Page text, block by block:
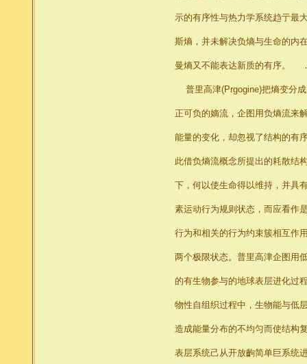
示的有序性与热力学系统趋亍最
斯熵，并未解决负熵与生命的内
曼熵又不能表达新质的有序。
普里高津(Prgogine)把熵变分
正可负的嫡流，企图用负熵流来
能量的变化，却忽视了结构的有
此借负熵流概念所提出的耗散结
下，何以使生命得以维持，并具
素运动行为规则状态，而应看作
行为和相关的行为约束簇相互作
两个极限状态。普里高津企图用
的有生物参与的地球表层进化过
物性自组织过程中，生物能与低
造成能量分布的不均匀而使结构
表层系统己从开放齣简单巨系统